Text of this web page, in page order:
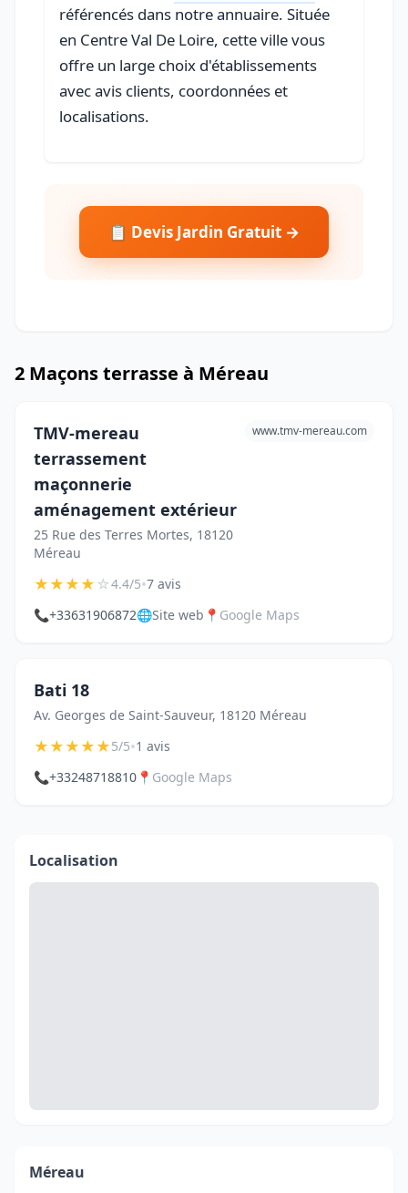
référencés dans notre annuaire. Située
en Centre Val De Loire, cette ville vous
offre un large choix d'établissements
avec avis clients, coordonnées et
localisations.
📋 Devis Jardin Gratuit →
2 Maçons terrasse à Méreau
TMV-mereau
terrassement
maçonnerie
aménagement extérieur
25 Rue des Terres Mortes, 18120
Méreau
www.tmv-mereau.com
★★★★☆4.4/5•7 avis
📞+33631906872🌐Site web 📍 Google Maps
Bati 18
Av. Georges de Saint-Sauveur, 18120 Méreau
★★★★★5/5•1 avis
📞+33248718810 📍 Google Maps
Localisation
Méreau